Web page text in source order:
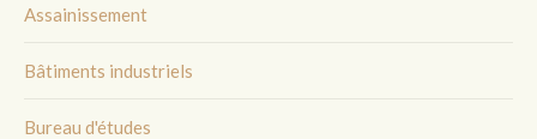
Assainissement
Bâtiments industriels
Bureau d'études